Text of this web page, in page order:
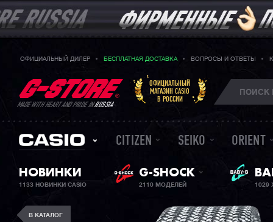
ОФИЦИАЛЬНЫЙ ДИЛЕР БЕСПЛАТНАЯ ДОСТАВКА ВОПРОСЫ И ОТВЕТЫ
MADE WITH HEART AND PRIDE INRUSSIA
ОФИЦИАЛЬНЫЙ
МАГАЗИН CASIO
В РОССИИ
CITIZEN SEIKO ORIENT
НОВИНКИ
1133 НОВИНКИ CASIO
G-SHOCK
2110 МОДЕЛЕЙ 1029
В КАТАЛОГ